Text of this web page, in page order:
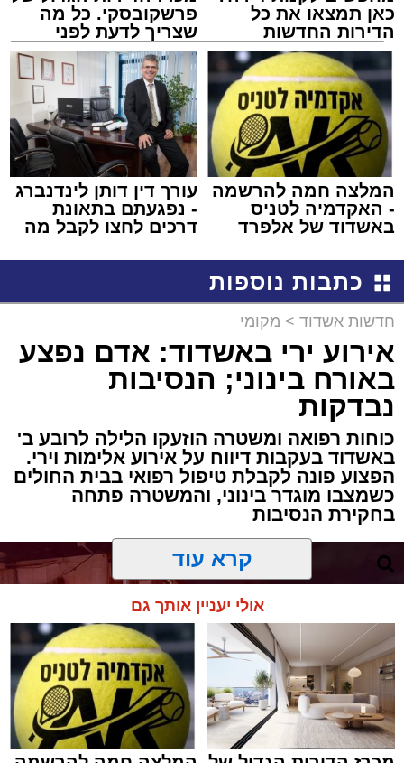
כאן תמצאו את כל
הדירות החדשות
למכירה באשדוד >>>
פרשקובסקי. כל מה
שצריך לדעת לפני
שמגישים הצעה לדירה
באשדוד
המלצה חמה להרשמה
- האקדמיה לטניס
באשדוד של אלפרד
עורך דין דותן לינדנברג
- נפגעתם בתאונת
דרכים לחצו לקבל מה
כתבות נוספות
חדשות אשדוד > מקומי
אירוע ירי באשדוד: אדם נפצע
באורח בינוני; הנסיבות
נבדקות
כוחות רפואה ומשטרה הוזעקו הלילה לרובע ב'
באשדוד בעקבות דיווח על אירוע אלימות וירי.
הפצוע פונה לקבלת טיפול רפואי בבית החולים
כשמצבו מוגדר בינוני, והמשטרה פתחה
בחקירת הנסיבות
קרא עוד
אולי יעניין אותך גם